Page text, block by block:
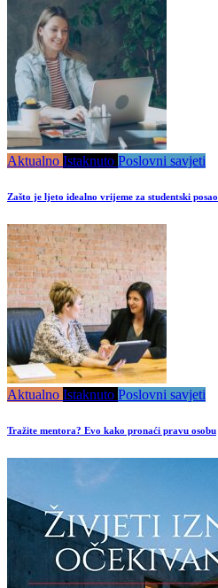
Aktualno Istaknuto Poslovni savjeti
Zašto je ljeto idealno vrijeme za studentski posao
Aktualno Istaknuto Poslovni savjeti
Tražite mentora? Evo kako pronaći pravu osobu